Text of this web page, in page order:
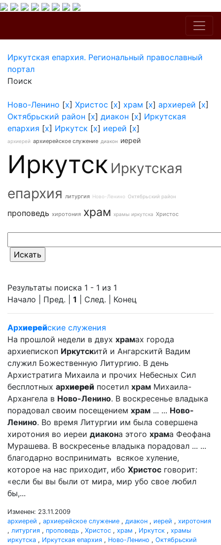
Иркутская епархия. Региональный православный
портал
Поиск
Ново-Ленино [x] Христос [x] храм [x] архиерей [x]
Октябрьский район [x] диакон [x] Иркутская
епархия [x] Иркутск [x] иерей [x]
архиерей архиерейское служение диакон иерей
Иркутск Иркутская
епархия литургия Ново-Ленино Октябрьский район
проповедь хиротония храм храмы иркутска Христос
Результаты поиска 1 - 1 из 1
Начало | Пред. | 1 | След. | Конец
Архиерейские служения
На прошлой недели в двух храмах города
архиепископ Иркутскитй и Ангарскитй Вадим
служил Божественную Литургию. В день
Архистратига Михаила и прочих Небесных Сил
бесплотных архиерей посетил храм Михаила-
Архангела в Ново-Ленино. В воскресенье владыка
порадовал своим посещением храм ... ... Ново-
Ленино. Во время Литургии им была совершена
хиротония во иереи диакона этого храма Феофана
Мурашева. В воскресенье владыка порадовал ... ...
благодарно воспринимать всякое хуление,
которое на нас приходит, ибо Христос говорит:
«если бы вы были от мира, мир убо свое любил
бы,...
Изменен: 23.11.2009
архиерей , архиерейское служение , диакон , иерей , хиротония
, литургия , проповедь , Христос , храм , Иркутск , храмы
иркутска , Иркутская епархия , Ново-Ленино , Октябрьский